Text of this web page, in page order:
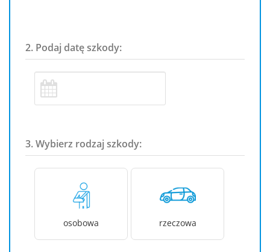
2. Podaj datę szkody:
3. Wybierz rodzaj szkody:
osobowa rzeczowa